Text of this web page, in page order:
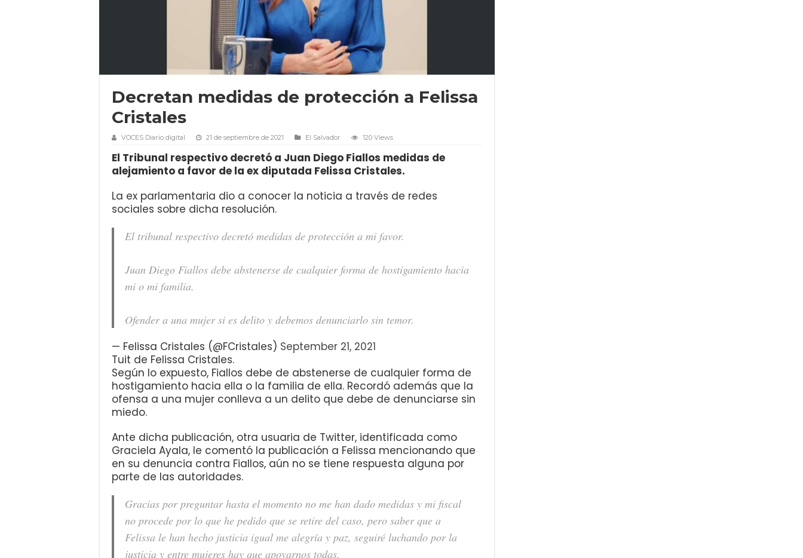
Decretan medidas de protección a Felissa
Cristales
VOCES Diario digital 21 de septiembre de 2021 El Salvador 120 Views
El Tribunal respectivo decretó a Juan Diego Fiallos medidas de
alejamiento a favor de la ex diputada Felissa Cristales.
La ex parlamentaria dio a conocer la noticia a través de redes
sociales sobre dicha resolución.
El tribunal respectivo decretó medidas de protección a mi favor.
Juan Diego Fiallos debe abstenerse de cualquier forma de hostigamiento hacia
mi o mi familia.
Ofender a una mujer si es delito y debemos denunciarlo sin temor.
— Felissa Cristales (@FCristales) September 21, 2021
Tuit de Felissa Cristales.
Según lo expuesto, Fiallos debe de abstenerse de cualquier forma de
hostigamiento hacia ella o la familia de ella. Recordó además que la
ofensa a una mujer conlleva a un delito que debe de denunciarse sin
miedo.
Ante dicha publicación, otra usuaria de Twitter, identificada como
Graciela Ayala, le comentó la publicación a Felissa mencionando que
en su denuncia contra Fiallos, aún no se tiene respuesta alguna por
parte de las autoridades.
Gracias por preguntar hasta el momento no me han dado medidas y mi fiscal
no procede por lo que he pedido que se retire del caso, pero saber que a
Felissa le han hecho justicia igual me alegría y paz, seguiré luchando por la
justicia y entre mujeres hay que apoyarnos todas.